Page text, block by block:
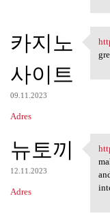
카지노
사이트
09.11.2023
Adres
뉴토끼
12.11.2023
Adres